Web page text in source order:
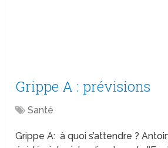
Grippe A : prévisions
Santé
Grippe A: à quoi s’attendre ?